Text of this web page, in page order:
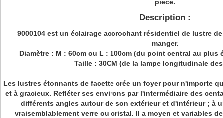
pièce.
Description :
9000104 est un éclairage accrochant résidentiel de lustre
manger.
Diamètre : M : 60cm ou L : 100cm (du point central au plus
Taille : 30CM (de la lampe longitudinale
Les lustres étonnants de facette crée un foyer pour n'importe
et à gracieux. Refléter ses environs par l'intermédiaire des
différents angles autour de son extérieur et d'intérieur ; à
vraisemblablement verre ou cristal. Il a moyen et variables